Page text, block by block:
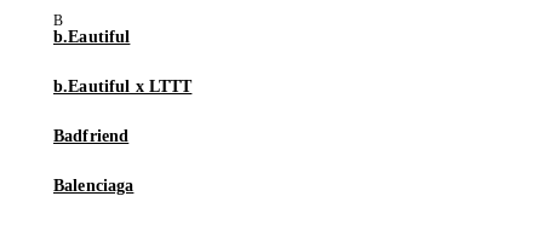
b.Eautiful
b.Eautiful x LTTT
Badfriend
Balenciaga